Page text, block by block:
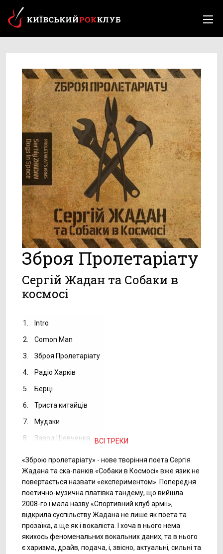
Зброя Пролетаріату
Сергій Жадан та Собаки в
космосі
1. Intro
2. Comon Man
3. Зброя Пролетаріату
4. Радіо Харків
5. Берці
6. Триста китайців
7. Мудаки
8. Завод Шевченка ВСІ ТРЕКИ
«Зброю пролетаріату» - нове творіння поета Сергія
Жадана та ска-панків «Собаки в Космосі» вже язик не
повертається назвати «експериментом». Попередня
поетично-музична платівка тандему, що вийшла
2008-го і мала назву «Спортивний клуб армії»,
відкрила суспільству Жадана не лише як поета та
прозаїка, а ще як і вокаліста. І хоча в нього нема
якихось феноменальних вокальних даних, та в нього
є харизма, драйв, подача, і, звісно, актуальні, сильні та